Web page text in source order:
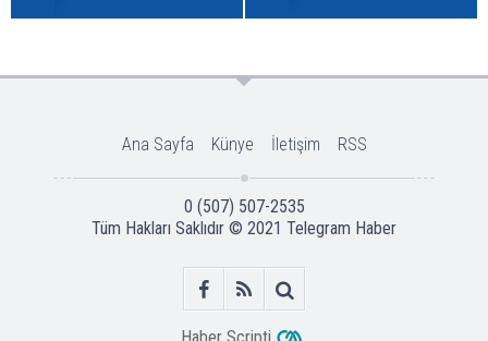
Ana Sayfa Künye İletişim RSS
0 (507) 507-2535
Tüm Hakları Saklıdır © 2021 Telegram Haber